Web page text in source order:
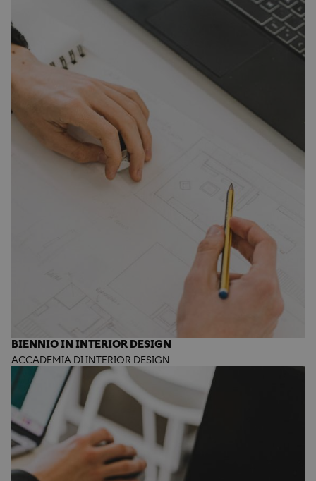
BIENNIO IN INTERIOR DESIGN
ACCADEMIA DI INTERIOR DESIGN